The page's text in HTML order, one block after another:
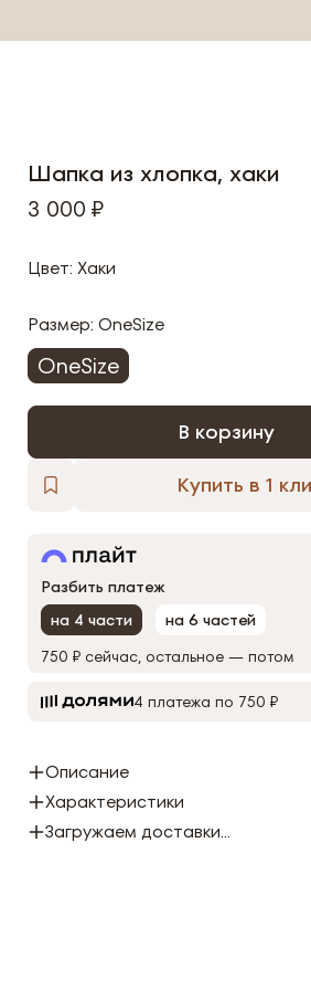
Шапка из хлопка, хаки
3 000 ₽
Цвет: Хаки
Размер: OneSize
OneSize
В корзину
Купить в 1
Разбить платеж
на 4 части
на 6 частей
750 ₽ сейчас, остальное — потом
4 платежа по 750 ₽
Описание
Характеристики
Загружаем доставки...